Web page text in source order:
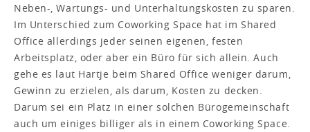
Neben-, Wartungs- und Unterhaltungskosten zu sparen.
Im Unterschied zum Coworking Space hat im Shared
Office allerdings jeder seinen eigenen, festen
Arbeitsplatz, oder aber ein Büro für sich allein. Auch
gehe es laut Hartje beim Shared Office weniger darum,
Gewinn zu erzielen, als darum, Kosten zu decken.
Darum sei ein Platz in einer solchen Bürogemeinschaft
auch um einiges billiger als in einem Coworking Space.